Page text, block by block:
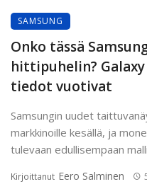
SAMSUNG
Onko tässä
hittipuhelin? Galaxy
tiedot vuotivat
Samsungin uudet
markkinoille kesällä, ja
tulevaan edullisempaan
Kirjoittanut Eero Salminen